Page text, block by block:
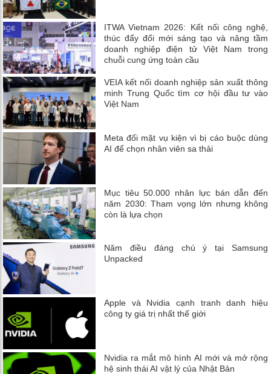
ITWA Vietnam 2026: Kết nối công nghệ,
thúc đẩy đổi mới sáng tạo và nâng tầm
doanh nghiệp điện tử Việt Nam trong
chuỗi cung ứng toàn cầu
VEIA kết nối doanh nghiệp sản xuất thông
minh Trung Quốc tìm cơ hội đầu tư vào
Việt Nam
Meta đối mặt vụ kiện vì bị cáo buộc dùng
AI để chọn nhân viên sa thải
Mục tiêu 50.000 nhân lực bán dẫn đến
năm 2030: Tham vọng lớn nhưng không
còn là lựa chọn
Năm điều đáng chú ý tại Samsung
Unpacked
Apple và Nvidia cạnh tranh danh hiệu
công ty giá trị nhất thế giới
Nvidia ra mắt mô hình AI mới và mở rộng
hệ sinh thái AI vật lý của Nhật Bản